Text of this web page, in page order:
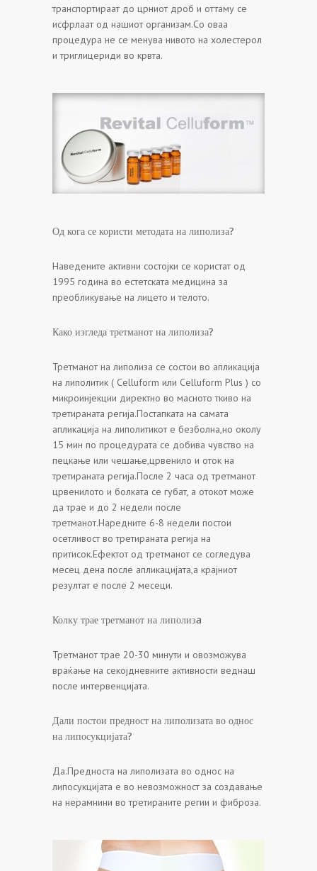
транспортираат до црниот дроб и оттаму се
исфрлаат од нашиот организам.Со оваа
процедура не се менува нивото на холестерол
и триглицериди во крвта.
Од кога се користи методата на липолиза?
Наведените активни состојки се користат од
1995 година во естетската медицина за
преобликување на лицето и телото.
Како изгледа третманот на липолиза?
Третманот на липолиза се состои во апликација
на липолитик ( Celluform или Celluform Plus ) со
микроинјекции директно во масното ткиво на
третираната регија.Постапката на самата
апликација на липолитикот е безболна,но околу
15 мин по процедурата се добива чувство на
пецкање или чешање,црвенило и оток на
третираната регија.После 2 часа од третманот
црвенилото и болката се губат, а отокот може
да трае и до 2 недели после
третманот.Наредните 6-8 недели постои
осетливост во третираната регија на
притисок.Ефектот од третманот се согледува
месец дена после апликацијата,а крајниот
резултат е после 2 месеци.
Колку трае третманот на липолизa
Третманот трае 20-30 минути и овозможува
враќање на секојдневните активности веднаш
после интервенцијата.
Дали постои предност на липолизата во однос
на липосукцијата?
Да.Предноста на липолизата во однос на
липосукцијата е во невозможност за создавање
на нерамнини во третираните регии и фиброза.